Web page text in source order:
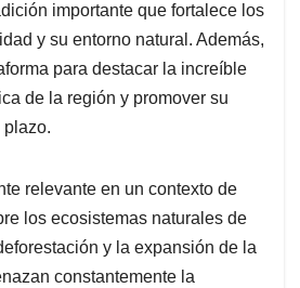
importante que fortalece los
y su entorno natural. Además,
para destacar la increíble
de la región y promover su
plazo.
relevante en un contexto de
los ecosistemas naturales de
y la expansión de la
constantemente la